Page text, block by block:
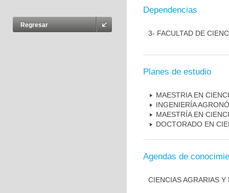
Regresar
Dependencias
3- FACULTAD DE
Planes de estudio
MAESTRIA EN
INGENIERÍA
MAESTRÍA EN
DOCTORADO EN
Agendas de
CIENCIAS AGRARIAS